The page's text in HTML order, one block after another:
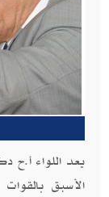
يعد اللواء أ.ح
الأسبق